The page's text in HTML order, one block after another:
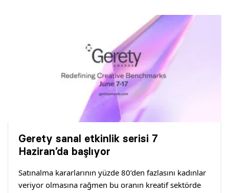
Gerety sanal etkinlik serisi 7
Haziran’da başlıyor
Satınalma kararlarının yüzde 80’den fazlasını kadınlar
veriyor olmasına rağmen bu oranın kreatif sektörde